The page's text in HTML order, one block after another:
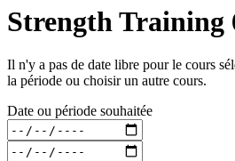
Strength Training
Il n'y a pas de date libre pour le cours
la période ou choisir un autre cours.
Date ou période souhaitée